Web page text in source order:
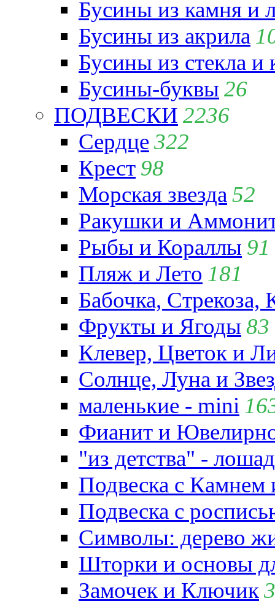
Бусины из камня и
Бусины из акрила
Бусины из стекла и
Бусины-буквы 26
ПОДВЕСКИ 2236
Сердце322
Крест 98
Морская звезда 52
Ракушки и
Рыбы и Кораллы 91
Пляж и Лето 181
Бабочка,
Фрукты и Ягоды 83
Клевер, Цветок и
Солнце, Луна и
маленькие - mini
Фианит и
"из детства" -
Подвеска с
Подвеска с
Символы: дерево
Шторки и основы
Замочек и Ключик